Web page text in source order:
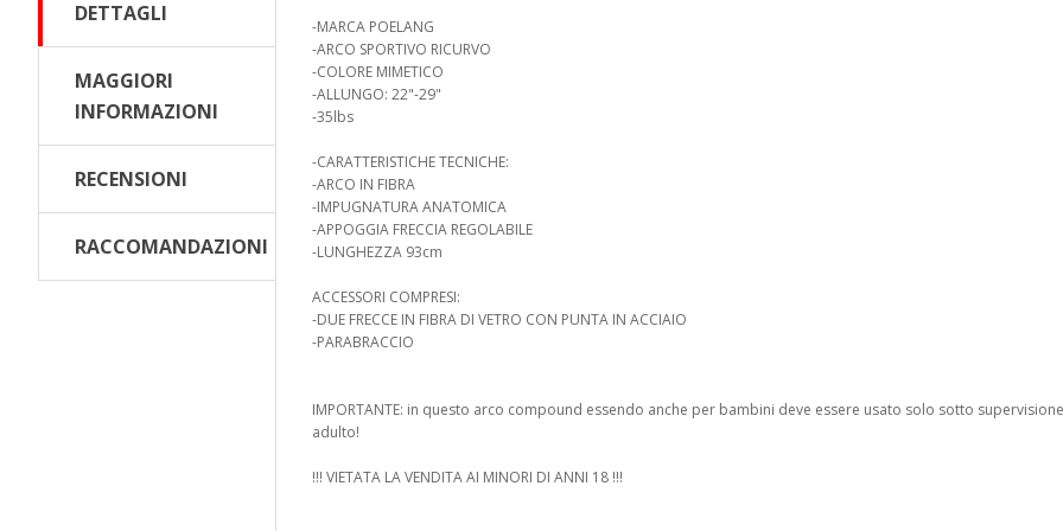
DETTAGLI
MAGGIORI
INFORMAZIONI
RECENSIONI
RACCOMANDAZIONI
-MARCA POELANG
-ARCO SPORTIVO RICURVO
-COLORE MIMETICO
-ALLUNGO: 22"-29"
-35lbs
-CARATTERISTICHE TECNICHE:
-ARCO IN FIBRA
-IMPUGNATURA ANATOMICA
-APPOGGIA FRECCIA REGOLABILE
-LUNGHEZZA 93cm
ACCESSORI COMPRESI:
-DUE FRECCE IN FIBRA DI VETRO CON PUNTA IN ACCIAIO
-PARABRACCIO
IMPORTANTE: in questo arco compound essendo anche per bambini deve essere usato solo sotto
adulto!
!!! VIETATA LA VENDITA AI MINORI DI ANNI 18 !!!